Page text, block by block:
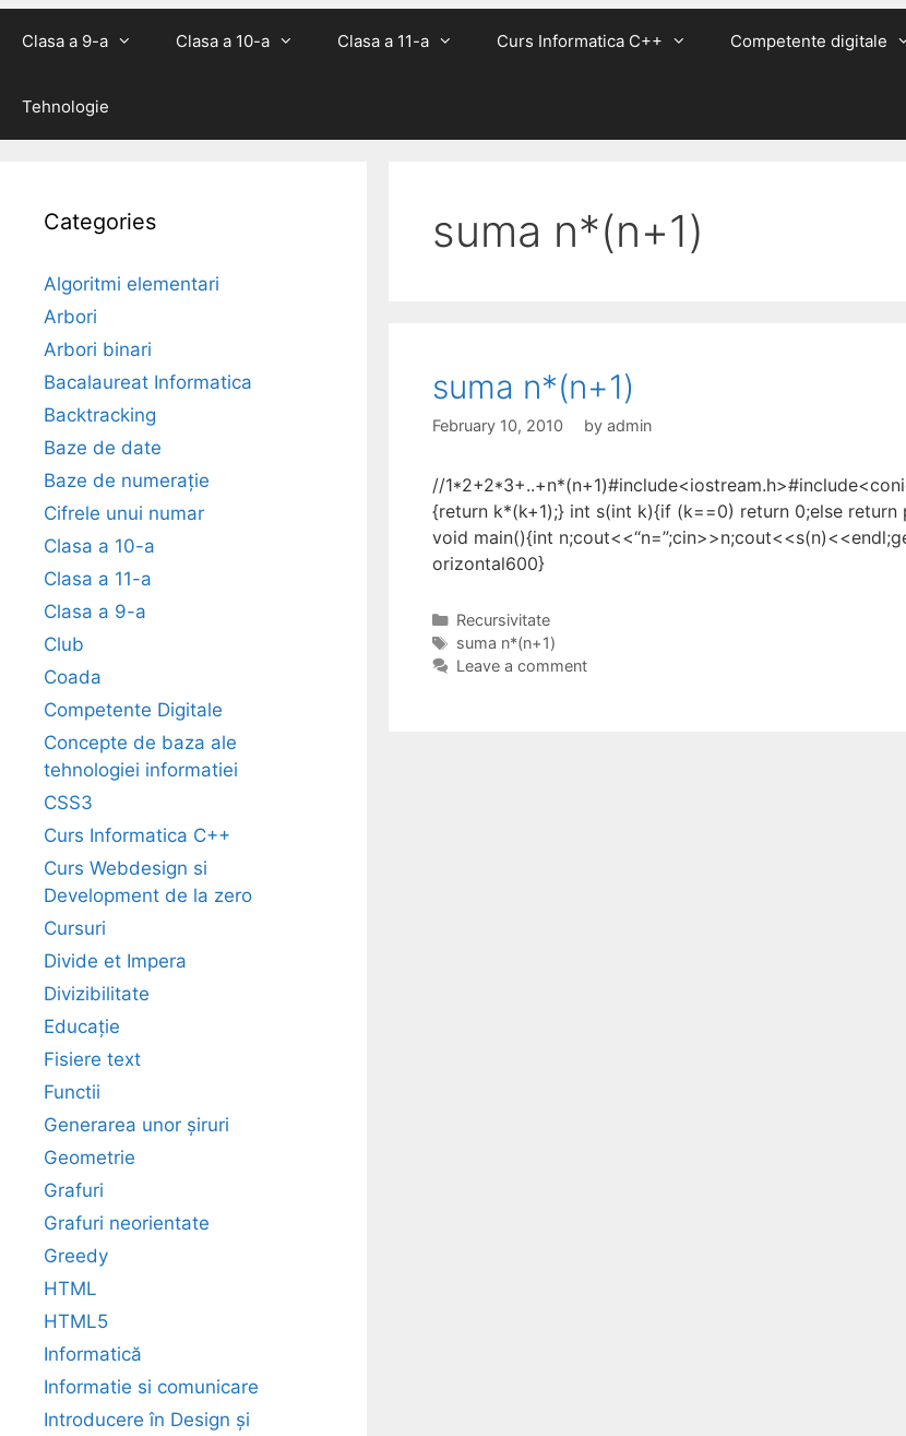
Clasa a 9-a Clasa a 10-a Clasa a 11-a Curs Informatica C++ Competente digitale
Tehnologie
suma n*(n+1)
suma n*(n+1)
February 10, 2010 by admin
//
{return k*(k+1);} int s(int k){if (k==0) return 0;else return
void main(){int
orizontal600}
Categories
Recursivitate
Tags
suma n*(n+1)
Leave a comment
Categories
Algoritmi elementari
Arbori
Arbori binari
Bacalaureat Informatica
Backtracking
Baze de date
Baze de numerație
Cifrele unui numar
Clasa a 10-a
Clasa a 11-a
Clasa a 9-a
Club
Coada
Competente Digitale
Concepte de baza ale
tehnologiei informatiei
CSS3
Curs Informatica C++
Curs Webdesign si
Development de la zero
Cursuri
Divide et Impera
Divizibilitate
Educație
Fisiere text
Functii
Generarea unor șiruri
Geometrie
Grafuri
Grafuri neorientate
Greedy
HTML
HTML5
Informatică
Informatie si comunicare
Introducere în Design și